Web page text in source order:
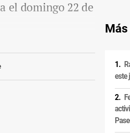
el domingo 22 de
este